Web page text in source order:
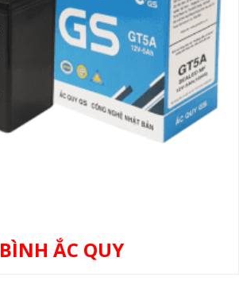
BÌNH ẮC QUY